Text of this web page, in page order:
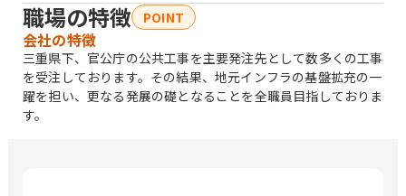
職場の特徴 POINT
会社の特徴
三重県下、官公庁の公共工事を主要発注先として数多くの工事
を受注しております。その結果、地元インフラの基盤拡充の一
躍を担い、更なる発展の礎となることを全職員目指しておりま
す。